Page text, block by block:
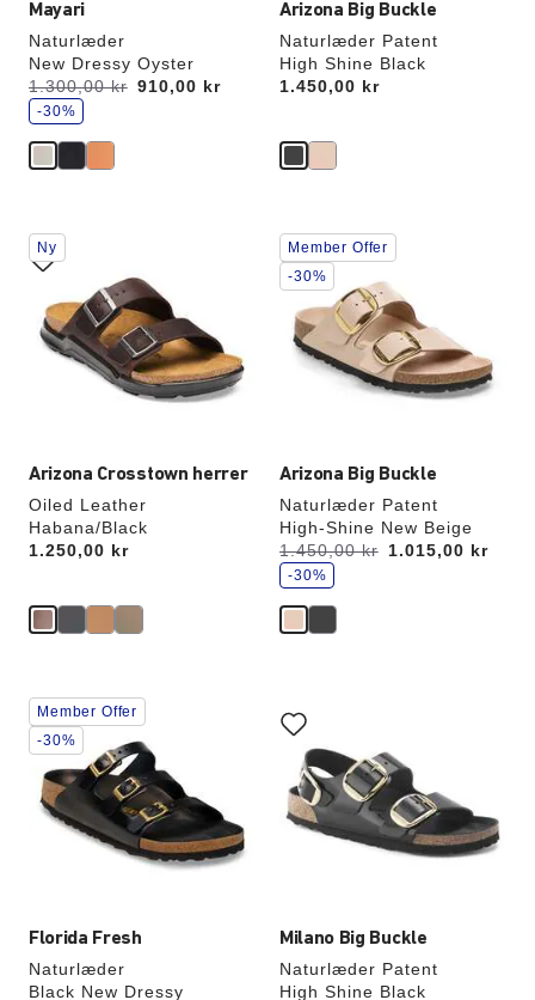
Mayari
Naturlæder
New Dressy Oyster
Før:
1.300,00 kr
nu 910,00 kr
s
p
a
r
-30%
Arizona Big Buckle
Naturlæder Patent
High Shine Black
Price:
1.450,00 kr
Arizona Crosstown herrer
Oiled Leather
Habana/Black
Price:
1.250,00 kr
Interaktion
med
prøvefarver
opdatere
produktbilledet
Ny
Arizona Big Buckle
Naturlæder Patent
High-Shine New Beige
Før:
1.450,00 kr
nu 1.015,00 kr
s
p
a
r
-30%
Interaktion
med
prøvefarver
opdatere
produktbilledet
Member Offer
-30%
Florida Fresh
Naturlæder
Black New Dressy
Interaktion
med
prøvefarver
opdatere
produktbilledet
Member Offer
-30%
Milano Big Buckle
Naturlæder Patent
High Shine Black
med
prøvefarver
opdatere
produktbilledet